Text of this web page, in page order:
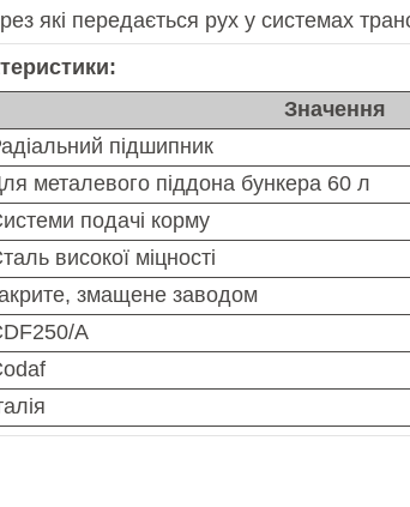
які передається рух у системах
Значення
підшипник
металевого піддона бункера 60 л
подачі корму
високої міцності
змащене заводом
A